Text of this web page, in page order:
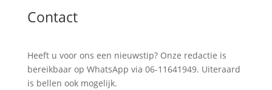
Contact
Heeft u voor ons een nieuwstip? Onze redactie is
bereikbaar op WhatsApp via 06-11641949. Uiteraard
is bellen ook mogelijk.